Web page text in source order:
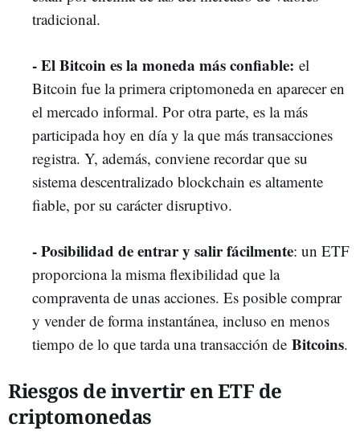
tradicional.
- El Bitcoin es la moneda más confiable: el
Bitcoin fue la primera criptomoneda en aparecer en
el mercado informal. Por otra parte, es la más
participada hoy en día y la que más transacciones
registra. Y, además, conviene recordar que su
sistema descentralizado blockchain es altamente
fiable, por su carácter disruptivo.
- Posibilidad de entrar y salir fácilmente: un ETF
proporciona la misma flexibilidad que la
compraventa de unas acciones. Es posible comprar
y vender de forma instantánea, incluso en menos
tiempo de lo que tarda una transacción de Bitcoins.
Riesgos de invertir en ETF de
criptomonedas